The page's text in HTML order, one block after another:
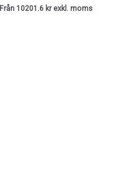
Från 10201.6 kr exkl. moms